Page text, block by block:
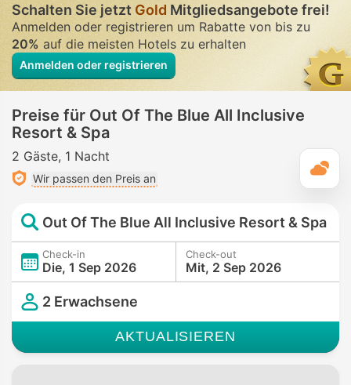
Schalten Sie jetztGold Mitgliedsangebote frei!
Anmelden oder registrieren um Rabatte von bis zu
20%auf die meisten Hotels zu erhalten
Anmelden oder registrieren
Preise für Out Of The Blue All Inclusive
Resort & Spa
2 Gäste 1 Nacht
Wir passen den Preis an
Out Of The Blue All Inclusive Resort & Spa
Check-in
Die, 1 Sep 2026
Check-out
Mit, 2 Sep 2026
2 Erwachsene
AKTUALISIEREN